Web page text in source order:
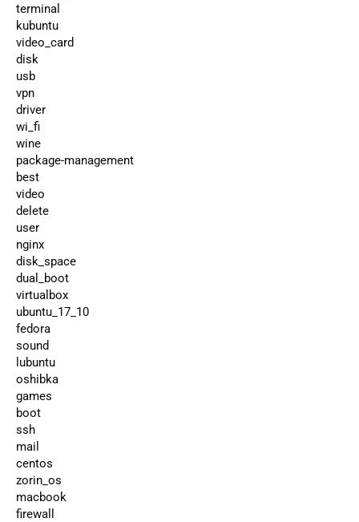
terminal
kubuntu
video_card
disk
usb
vpn
driver
wi_fi
wine
package-management
best
video
delete
user
nginx
disk_space
dual_boot
virtualbox
ubuntu_17_10
fedora
sound
lubuntu
oshibka
games
boot
ssh
mail
centos
zorin_os
macbook
firewall